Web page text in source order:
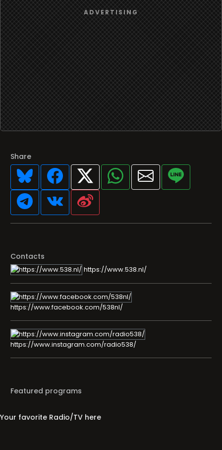
Share
Contacts
https://www.538.nl/
https://www.facebook.com/538nl/
https://www.instagram.com/radio538/
Featured programs
Your favorite Radio/TV here